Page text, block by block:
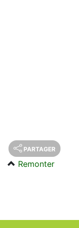
PARTAGER
Remonter